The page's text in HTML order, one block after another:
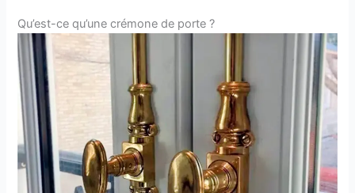
Qu’est-ce qu’une crémone de porte ?